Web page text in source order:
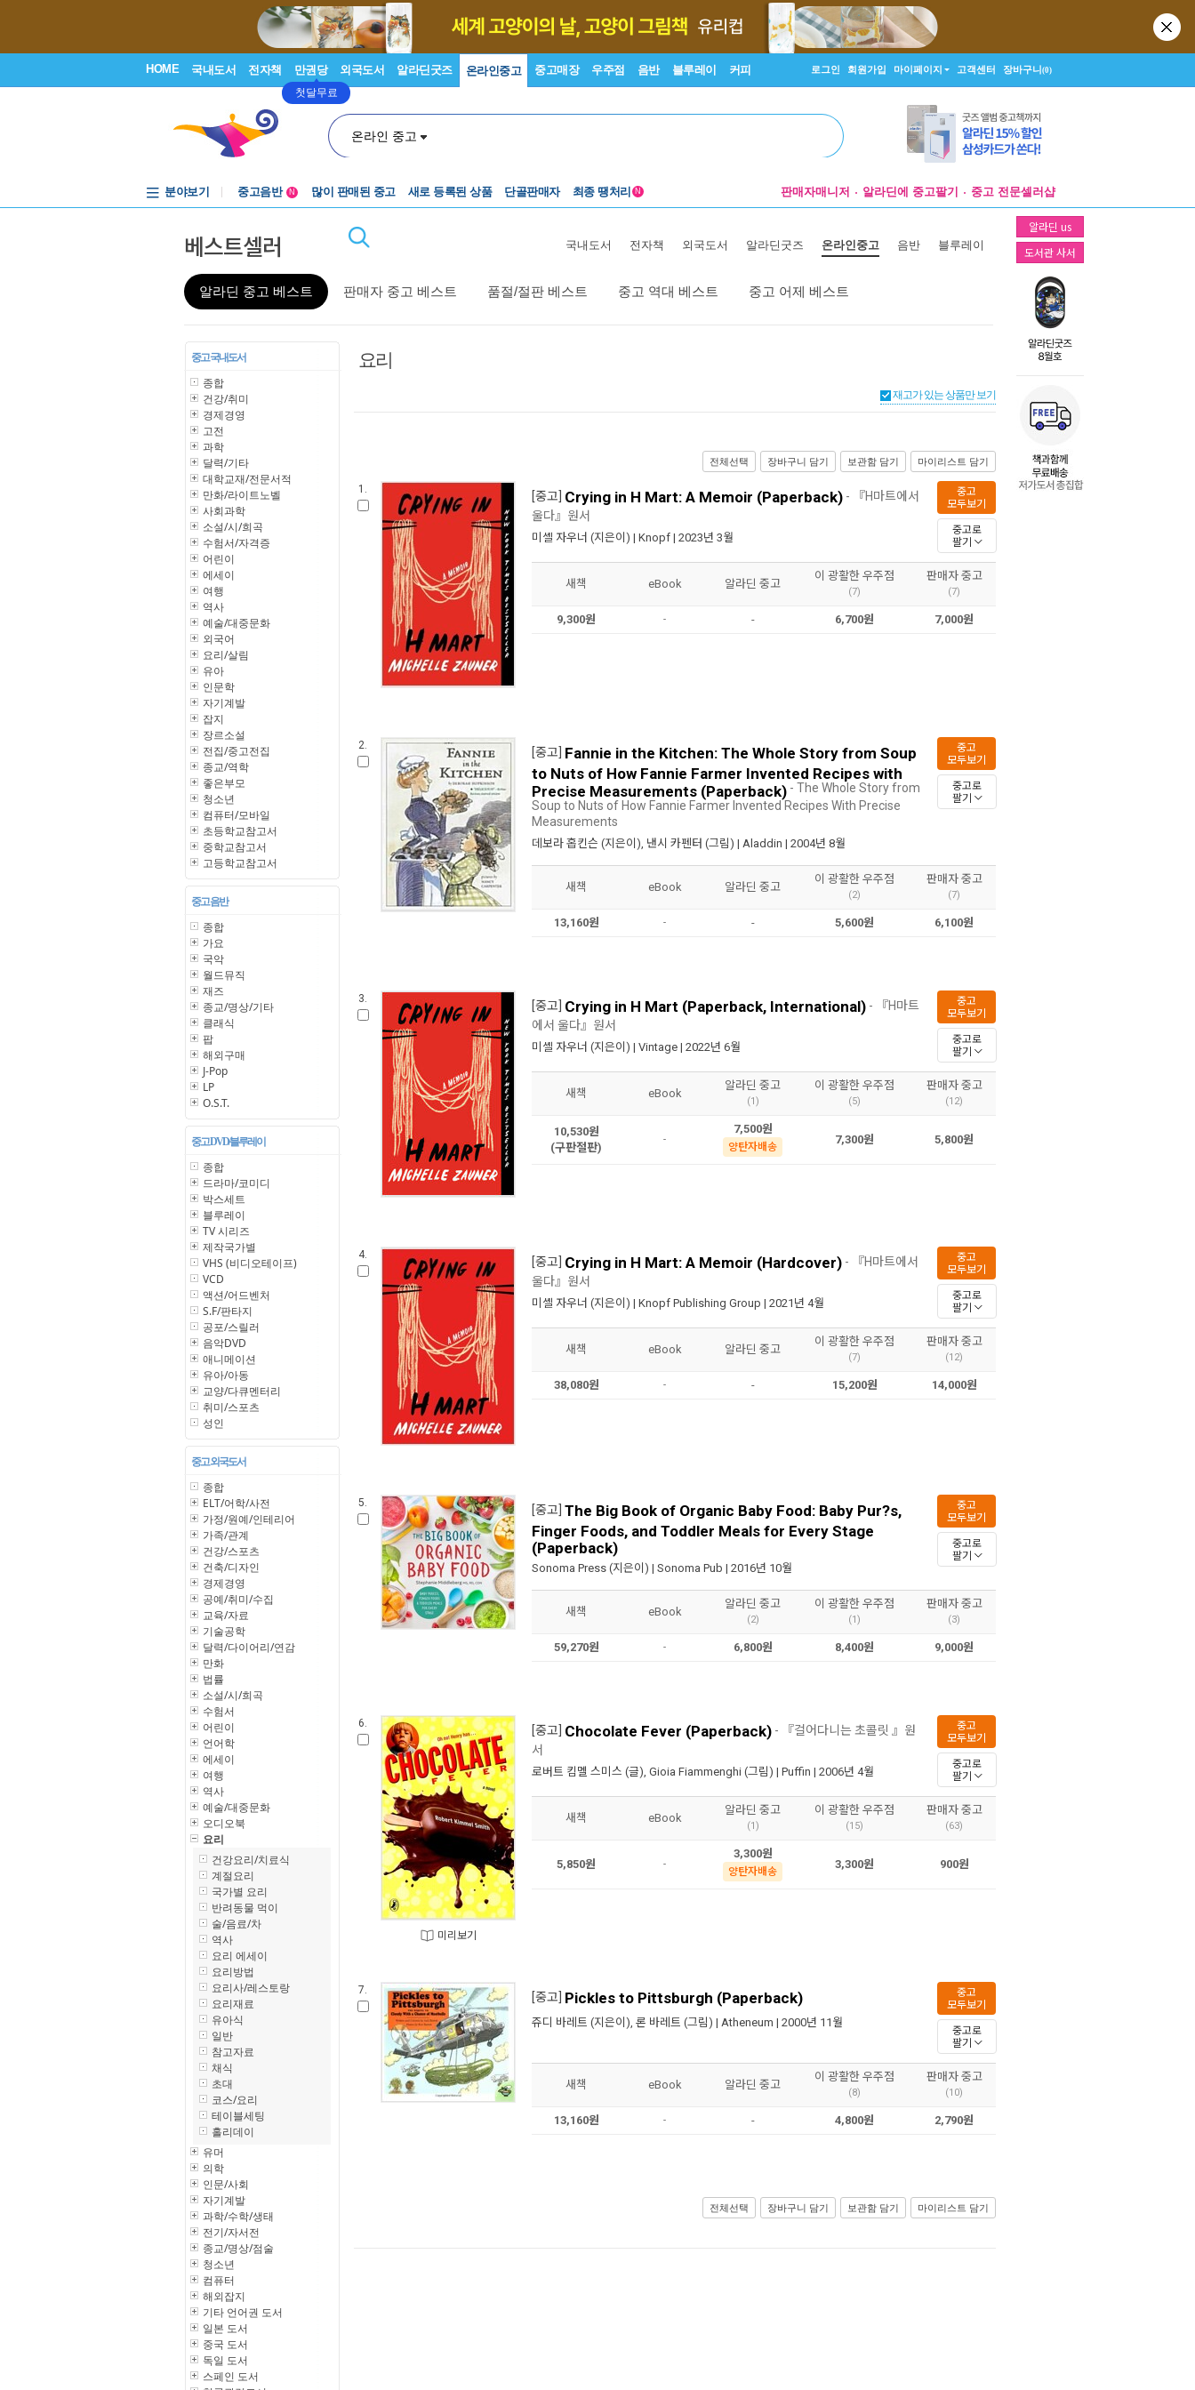
HOME 국내도서 전자책 만권당
첫달무료
외국도서 알라딘굿즈 온라인중고 중고매장 우주점 음반 블루레이 커피 로그인 회원가입 마이페이지 고객센터 장바구니(0)
온라인 중고
분야보기
중고음반
중고음반
N 많이 판매된 중고 새로 등록된 상품 단골판매자 최종 땡처리 N 판매자매니저 알라딘에 중고팔기 중고 전문셀러샵
알라딘 us
도서관 사서
베스트셀러 국내도서 전자책 외국도서 알라딘굿즈 온라인중고 음반 블루레이
알라딘 중고 베스트 판매자 중고 베스트 품절/절판 베스트 중고 역대 베스트 중고 어제 베스트
중고 국내도서
종합
건강/취미
경제경영
고전
과학
달력/기타
대학교재/전문서적
만화/라이트노벨
사회과학
소설/시/희곡
수험서/자격증
어린이
에세이
여행
역사
예술/대중문화
외국어
요리/살림
유아
인문학
자기계발
잡지
장르소설
전집/중고전집
종교/역학
좋은부모
청소년
컴퓨터/모바일
초등학교참고서
중학교참고서
고등학교참고서
중고 음반
종합
가요
국악
월드뮤직
재즈
종교/명상/기타
클래식
팝
해외구매
J-Pop
LP
O.S.T.
중고 DVD/블루레이
종합
드라마/코미디
박스세트
블루레이
TV 시리즈
제작국가별
VHS (비디오테이프)
VCD
액션/어드벤처
S.F/판타지
공포/스릴러
음악DVD
애니메이션
유아/아동
교양/다큐멘터리
취미/스포츠
성인
중고 외국도서
종합
ELT/어학/사전
가정/원예/인테리어
가족/관계
건강/스포츠
건축/디자인
경제경영
공예/취미/수집
교육/자료
기술공학
달력/다이어리/연감
만화
법률
소설/시/희곡
수험서
어린이
언어학
에세이
여행
역사
예술/대중문화
오디오북
요리
건강요리/치료식
계절요리
국가별 요리
반려동물 먹이
술/음료/차
역사
요리 에세이
요리방법
요리사/레스토랑
요리재료
유아식
일반
참고자료
채식
초대
코스/요리
테이블세팅
홀리데이
유머
의학
인문/사회
자기계발
과학/수학/생태
전기/자서전
종교/명상/점술
청소년
컴퓨터
해외잡지
기타 언어권 도서
일본 도서
중국 도서
독일 도서
스페인 도서
요리
재고가 있는 상품만 보기
전체선택 장바구니 담기 보관함 담기 마이리스트 담기
1. [중고] Crying in H Mart: A Memoir (Paperback) - 『H마트에서
울다』원서
미셸 자우너 (지은이) | Knopf | 2023년 3월
중고
모두보기
중고로
팔기
새책 eBook 알라딘 중고
이 광활한 우주점
(7)
판매자 중고
(7)
9,300원 - - 6,700원 7,000원
2. [중고] Fannie in the Kitchen: The Whole Story from Soup
to Nuts of How Fannie Farmer Invented Recipes with
Precise Measurements (Paperback) - The Whole Story from
Soup to Nuts of How Fannie Farmer Invented Recipes With Precise
Measurements
데보라 홉킨슨 (지은이), 낸시 카펜터 (그림) | Aladdin | 2004년 8월
중고
모두보기
중고로
팔기
새책 eBook 알라딘 중고
이 광활한 우주점
(2)
판매자 중고
(7)
13,160원 - - 5,600원 6,100원
3. [중고] Crying in H Mart (Paperback, International) - 『H마트
에서 울다』원서
미셸 자우너 (지은이) | Vintage | 2022년 6월
중고
모두보기
중고로
팔기
새책 eBook
알라딘 중고
(1)
이 광활한 우주점
(5)
판매자 중고
(12)
10,530원
(구판절판)
-
7,500원
양탄자배송
7,300원 5,800원
4. [중고] Crying in H Mart: A Memoir (Hardcover) - 『H마트에서
울다』원서
미셸 자우너 (지은이) | Knopf Publishing Group | 2021년 4월
중고
모두보기
중고로
팔기
새책 eBook 알라딘 중고
이 광활한 우주점
(7)
판매자 중고
(12)
38,080원 - - 15,200원 14,000원
5. [중고] The Big Book of Organic Baby Food: Baby Pur?s,
Finger Foods, and Toddler Meals for Every Stage
(Paperback)
Sonoma Press (지은이) | Sonoma Pub | 2016년 10월
중고
모두보기
중고로
팔기
새책 eBook
알라딘 중고
(2)
이 광활한 우주점
(1)
판매자 중고
(3)
59,270원 - 6,800원 8,400원 9,000원
6.
미리보기
[중고] Chocolate Fever (Paperback) - 『걸어다니는 초콜릿 』원
서
로버트 킴멜 스미스 (글), Gioia Fiammenghi (그림) | Puffin | 2006년 4월
중고
모두보기
중고로
팔기
새책 eBook
알라딘 중고
(1)
이 광활한 우주점
(15)
판매자 중고
(63)
5,850원 -
3,300원
양탄자배송
3,300원 900원
7. [중고] Pickles to Pittsburgh (Paperback)
쥬디 바레트 (지은이), 론 바레트 (그림) | Atheneum | 2000년 11월
중고
모두보기
중고로
팔기
새책 eBook 알라딘 중고
이 광활한 우주점
(8)
판매자 중고
(10)
13,160원 - - 4,800원 2,790원
전체선택 장바구니 담기 보관함 담기 마이리스트 담기